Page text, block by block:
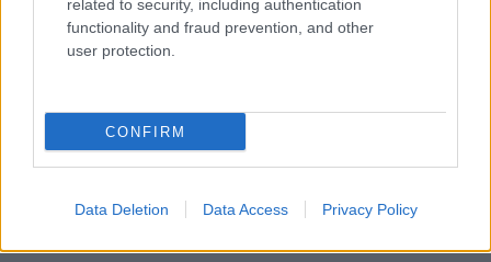
related to security, including authentication
functionality and fraud prevention, and other
user protection.
CONFIRM
Data Deletion Data Access Privacy Policy
να εξασφαλίσει και πολιτική ασυλία ενόψει
δημοτικών εκλογών.
και ζητείται αλλαγή και μετασχηματισμός
της, ενόψει και των δημοτικών εκλογών το